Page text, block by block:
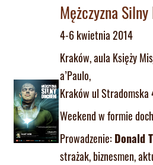
Mężczyzna
4-6 kwietnia 2014
Kraków, aula Księży
a’Paulo,
Kraków ul Stradomska
Weekend w formie
Prowadzenie: Donald
strażak, biznesmen,